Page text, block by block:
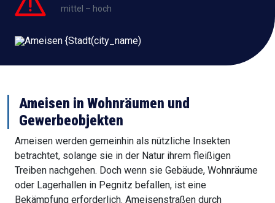
mittel – hoch
Ameisen in Wohnräumen und
Gewerbeobjekten
Ameisen werden gemeinhin als nützliche Insekten
betrachtet, solange sie in der Natur ihrem fleißigen
Treiben nachgehen. Doch wenn sie Gebäude, Wohnräume
oder Lagerhallen in Pegnitz befallen, ist eine
Bekämpfung erforderlich. Ameisenstraßen durch